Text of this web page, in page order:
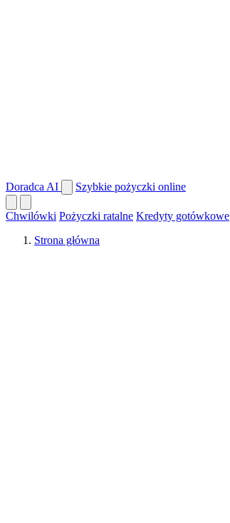
Doradca AI Szybkie pożyczki online
Chwilówki Pożyczki ratalne Kredyty gotówkowe
Strona główna